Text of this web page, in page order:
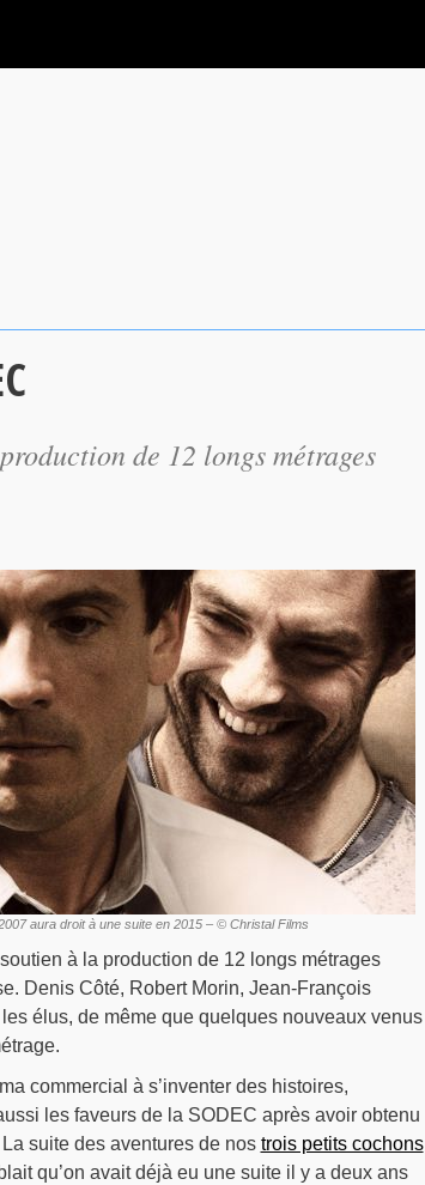
de 12 longs métrages
aura droit à une suite en 2015 – © Christal Films
à la production de 12 longs métrages
Denis Côté, Robert Morin, Jean-François
élus, de même que quelques nouveaux venus
commercial à s’inventer des histoires,
les faveurs de la SODEC après avoir obtenu
suite des aventures de nos trois petits cochons
qu’on avait déjà eu une suite il y a deux ans